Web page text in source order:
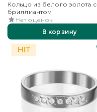
Кольцо из белого золота с
бриллиантом
Нет оценок
В корзину